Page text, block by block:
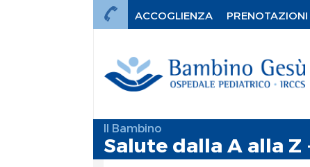
ACCOGLIENZA PRENOTAZIONI
Il Bambino
Salute dalla A alla Z